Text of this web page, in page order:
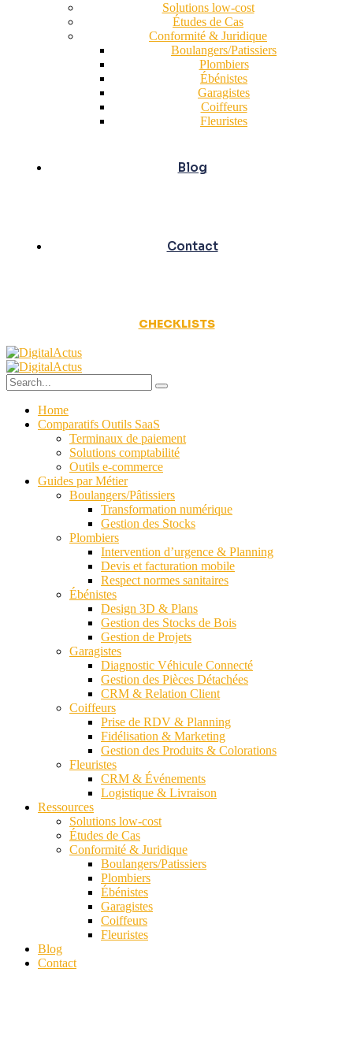
Solutions low-cost
Études de Cas
Conformité & Juridique
Boulangers/Patissiers
Plombiers
Ébénistes
Garagistes
Coiffeurs
Fleuristes
Blog
Contact
CHECKLISTS
Home
Comparatifs Outils SaaS
Terminaux de paiement
Solutions comptabilité
Outils e-commerce
Guides par Métier
Boulangers/Pâtissiers
Transformation numérique
Gestion des Stocks
Plombiers
Intervention d’urgence & Planning
Devis et facturation mobile
Respect normes sanitaires
Ébénistes
Design 3D & Plans
Gestion des Stocks de Bois
Gestion de Projets
Garagistes
Diagnostic Véhicule Connecté
Gestion des Pièces Détachées
CRM & Relation Client
Coiffeurs
Prise de RDV & Planning
Fidélisation & Marketing
Gestion des Produits & Colorations
Fleuristes
CRM & Événements
Logistique & Livraison
Ressources
Solutions low-cost
Études de Cas
Conformité & Juridique
Boulangers/Patissiers
Plombiers
Ébénistes
Garagistes
Coiffeurs
Fleuristes
Blog
Contact